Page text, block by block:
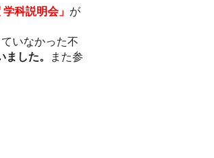
学科説明会」 が
いなかった不
した。
また参